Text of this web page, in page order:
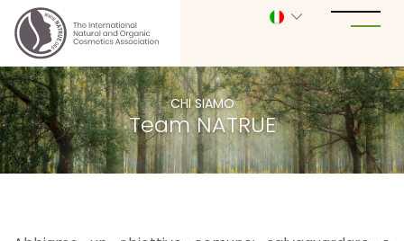
CHI SIAMO
Team NATRUE